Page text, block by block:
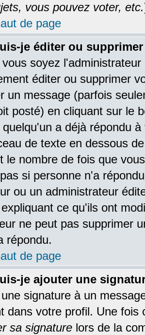
vous pouvez voter, etc.
de page
je éditer ou
soyez
éditer ou supprimer
un message (parfois
posté) en cliquant sur le
a déjà répondu
de texte en dessous
le nombre de fois que
si personne n'a
ou un administrateur
ce qu'ils ont
ne peut pas supprimer
répondu.
de page
je ajouter une
signature à un
dans votre profil. Une fois
sa signature lors de la